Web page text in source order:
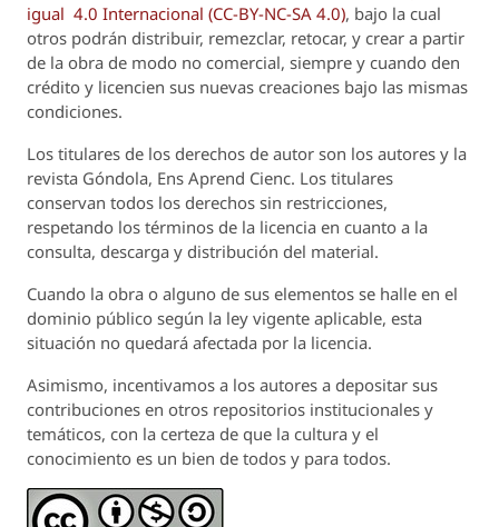
igual 4.0 Internacional (CC-BY-NC-SA 4.0), bajo la cual
otros podrán distribuir, remezclar, retocar, y crear a partir
de la obra de modo no comercial, siempre y cuando den
crédito y licencien sus nuevas creaciones bajo las mismas
condiciones.
Los titulares de los derechos de autor son los autores y la
revista Góndola, Ens Aprend Cienc. Los titulares
conservan todos los derechos sin restricciones,
respetando los términos de la licencia en cuanto a la
consulta, descarga y distribución del material.
Cuando la obra o alguno de sus elementos se halle en el
dominio público según la ley vigente aplicable, esta
situación no quedará afectada por la licencia.
Asimismo, incentivamos a los autores a depositar sus
contribuciones en otros repositorios institucionales y
temáticos, con la certeza de que la cultura y el
conocimiento es un bien de todos y para todos.